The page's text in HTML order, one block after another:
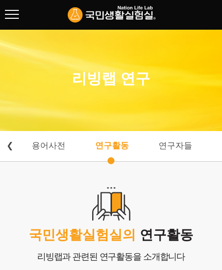
협회 소개
제도 및 정책
고객센터
리빙랩 연구
❮ 용어사전 연구활동 연구자들
국민생활실험실의 연구활동
리빙랩과 관련된 연구활동을 소개합니다